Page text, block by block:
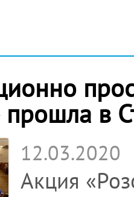
прошла в
12.03.2020
Акция